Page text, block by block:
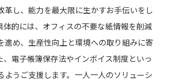
革し、能力を最大限に生かすお手伝いをし
体的には、オフィスの不要な紙情報を削減
進め、生産性向上と環境への取り組みに寄
、電子帳簿保存法やインボイス制度といっ
ようご支援します。一人一人のソリューシ